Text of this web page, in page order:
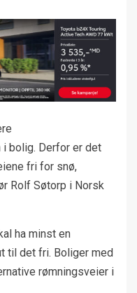
i bolig. Derfor er det
fri for snø,
Rolf Søtorp i Norsk
ha minst en
til det fri. Boliger med
rømningsveier i